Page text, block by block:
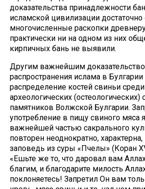
доказательства принадлежности
исламской цивилизации достаточно
многочисленные раскопки
практически ни на одном из них
кирпичных бань не выявили.
Другим важнейшим
распространения ислама в
распределение костей свиньи среди
археологических (остеологических)
памятников Волжской Булгарии.
употребление в пищу свиного мяса
важнейшей частью сакрального
повторен неоднократно, характерна,
заповедь из суры «Пчелы» (Коран
«Ешьте же то, что даровал вам
благим, и благодарите милость
поклоняетесь! Запретил Он вам